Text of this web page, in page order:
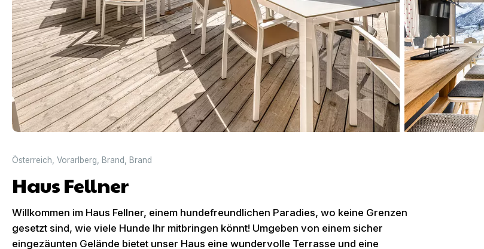
Österreich Vorarlberg Brand Brand
Haus Fellner
Willkommen im Haus Fellner, einem hundefreundlichen Paradies, wo keine Grenzen
gesetzt sind, wie viele Hunde Ihr mitbringen könnt! Umgeben von einem sicher
eingezäunten Gelände bietet unser Haus eine wundervolle Terrasse und eine